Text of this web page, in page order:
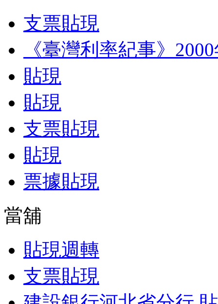
支票貼現
《臺灣利率紀事》
貼現
貼現
支票貼現
貼現
票據貼現
當舖
貼現週轉
支票貼現